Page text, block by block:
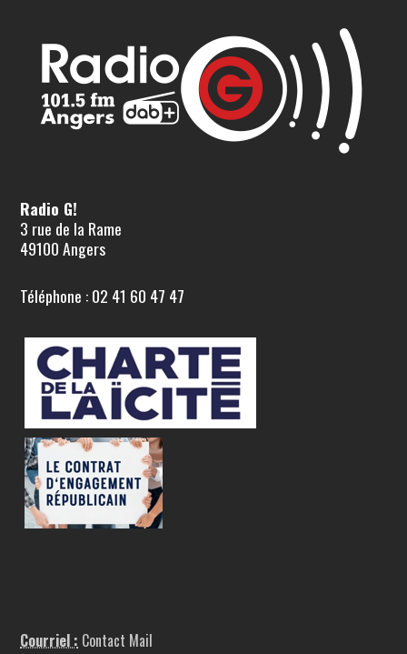
Radio G!
3 rue de la Rame
49100 Angers
Téléphone : 02 41 60 47 47
Courriel : Contact Mail